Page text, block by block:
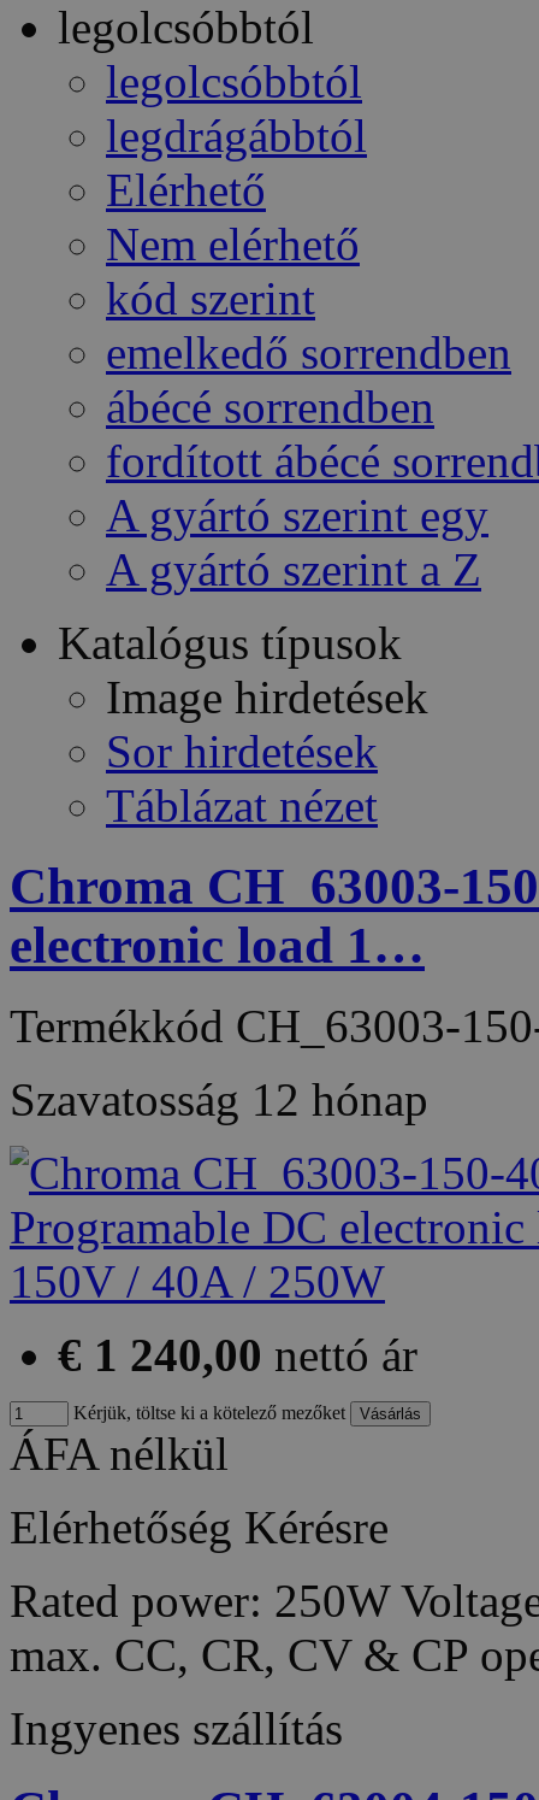
legolcsóbbtól
legolcsóbbtól
legdrágábbtól
Elérhető
Nem elérhető
kód szerint
emelkedő sorrendben
ábécé sorrendben
fordított ábécé
A gyártó szerint egy
A gyártó szerint a Z
Katalógus típusok
Image hirdetések
Sor hirdetések
Táblázat nézet
Chroma CH_63003-
electronic load 1…
Termékkód CH_63003-
Szavatosság 12 hónap
€ 1 240,00 nettó ár
Kérjük, töltse ki a kötelező mezőket
ÁFA nélkül
Elérhetőség Kérésre
Rated power: 250W
max. CC, CR, CV & CP
Ingyenes szállítás